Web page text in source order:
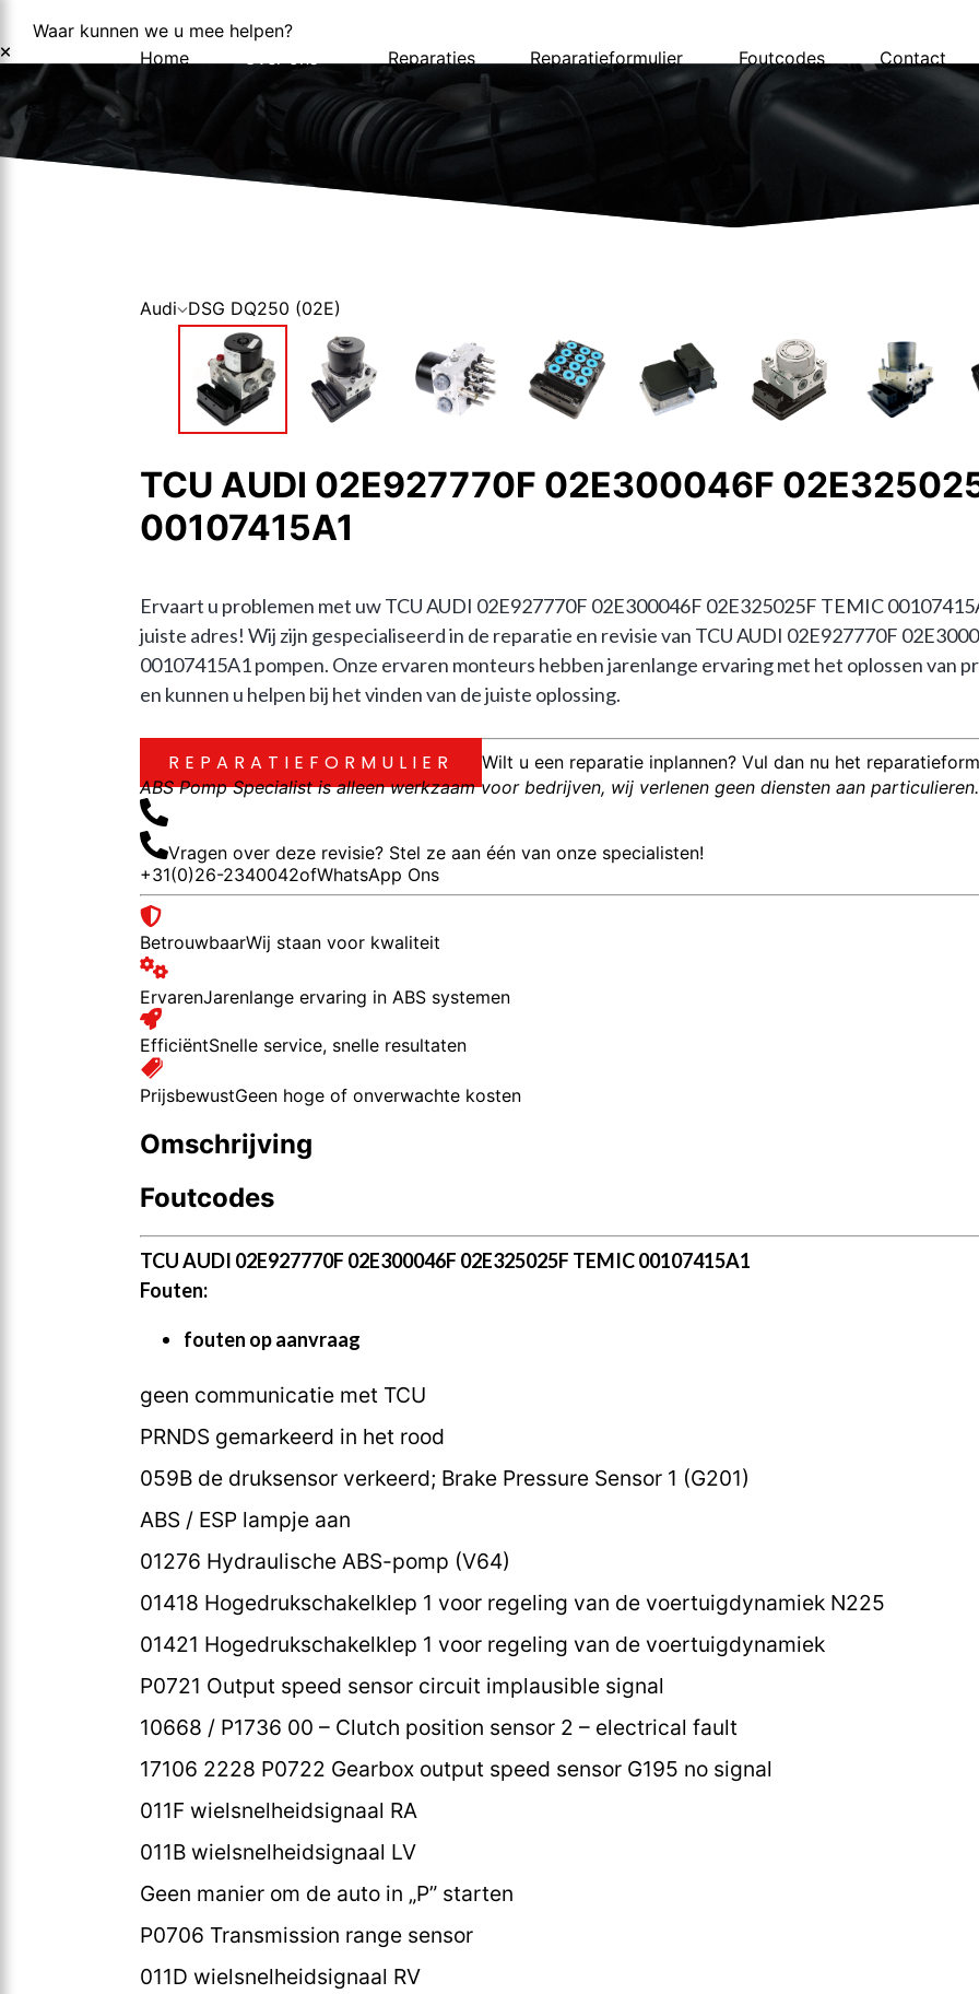
Waar kunnen we u mee helpen?
Home
Reparaties Reparatieformulier Foutcodes Contact
Audi DSG DQ250 (02E)
TCU AUDI 02E927770F 02E300046F
00107415A1
Ervaart u problemen met uw TCU AUDI 02E927770F 02E300046F 02E325025F TEMIC
juiste adres! Wij zijn gespecialiseerd in de reparatie en revisie van TCU AUDI 02E927770F
00107415A1 pompen. Onze ervaren monteurs hebben jarenlange ervaring met het oplossen van
en kunnen u helpen bij het vinden van de juiste oplossing.
REPARATIEFORMULIER
Wilt u een reparatie inplannen? Vul dan nu het
ABS Pomp Specialist is alleen werkzaam voor bedrijven, wij verlenen geen diensten aan particulieren.
Vragen over deze revisie? Stel ze aan één van onze specialisten!
+31(0)26-2340042ofWhatsApp Ons
BetrouwbaarWij staan voor kwaliteit
ErvarenJarenlange ervaring in ABS systemen
EfficiëntSnelle service, snelle resultaten
PrijsbewustGeen hoge of onverwachte kosten
Omschrijving
Foutcodes
TCU AUDI 02E927770F 02E300046F 02E325025F TEMIC 00107415A1
Fouten:
fouten op aanvraag
geen communicatie met TCU
PRNDS gemarkeerd in het rood
059B de druksensor verkeerd; Brake Pressure Sensor 1 (G201)
ABS / ESP lampje aan
01276 Hydraulische ABS-pomp (V64)
01418 Hogedrukschakelklep 1 voor regeling van de voertuigdynamiek N225
01421 Hogedrukschakelklep 1 voor regeling van de voertuigdynamiek
P0721 Output speed sensor circuit implausible signal
10668 / P1736 00 – Clutch position sensor 2 – electrical fault
17106 2228 P0722 Gearbox output speed sensor G195 no signal
011F wielsnelheidsignaal RA
011B wielsnelheidsignaal LV
Geen manier om de auto in „P” starten
P0706 Transmission range sensor
011D wielsnelheidsignaal RV